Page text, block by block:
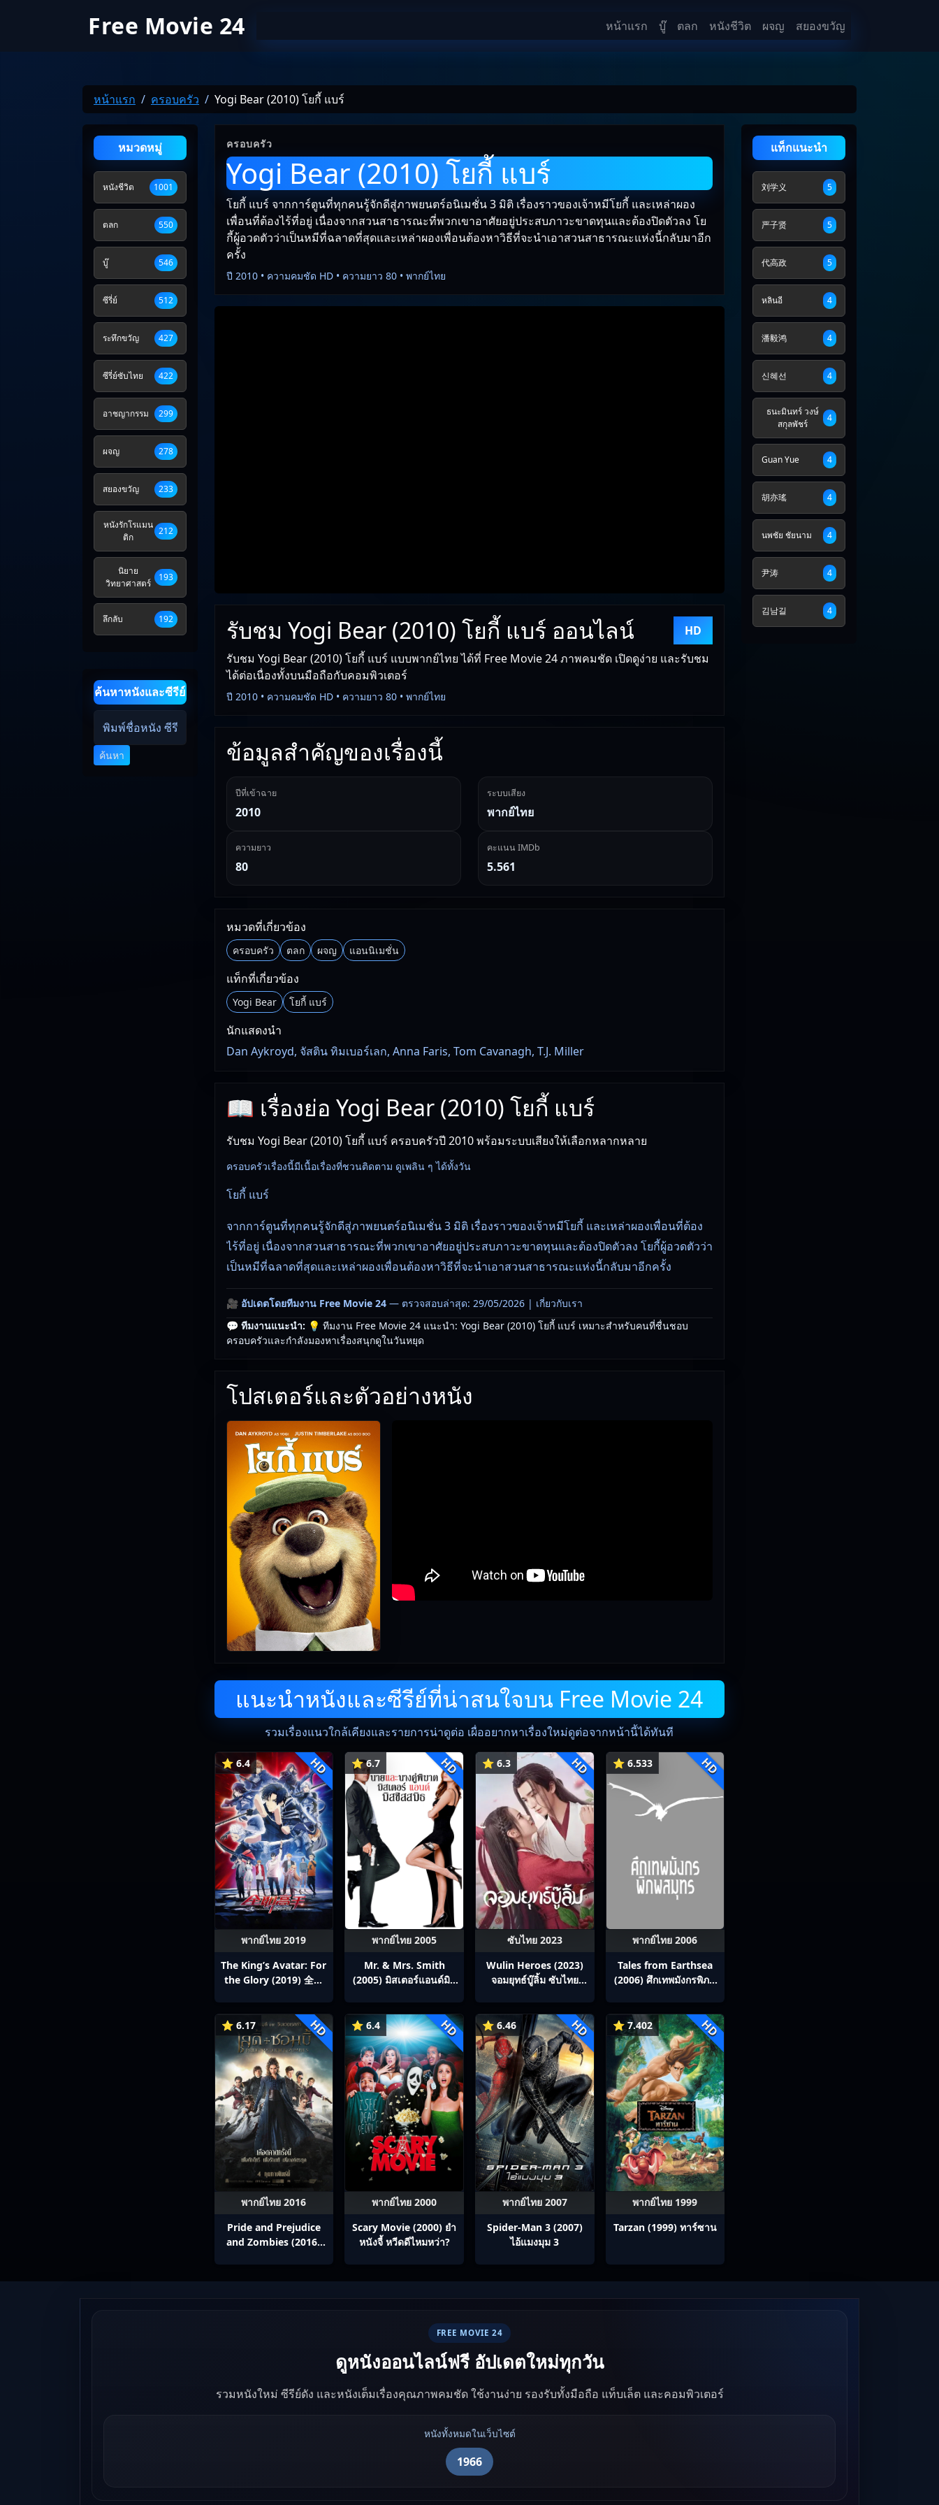
Free Movie 24 หน้าแรก บู๊ ตลก หนังชีวิต ผจญ สยองขวัญ
หน้าแรก ครอบครัว Yogi Bear (2010) โยกี้ แบร์
หมวดหมู่
หนังชีวิต 1001
ตลก 550
บู๊ 546
ซีรี่ย์ 512
ระทึกขวัญ 427
ซีรี่ย์ซับไทย 422
อาชญากรรม 299
ผจญ 278
สยองขวัญ 233
หนังรักโรแมน
ติก
212
นิยาย
วิทยาศาสตร์
193
ลึกลับ 192
ค้นหาหนังและซีรีย์
ค้นหา
ครอบครัว
Yogi Bear (2010) โยกี้ แบร์
โยกี้ แบร์ จากการ์ตูนที่ทุกคนรู้จักดีสู่ภาพยนตร์อนิเมชั่น 3 มิติ เรื่องราวของเจ้าหมีโยกี้ และเหล่าผอง
เพื่อนที่ต้องไร้ที่อยู่ เนื่องจากสวนสาธารณะที่พวกเขาอาศัยอยู่ประสบภาวะขาดทุนและต้องปิดตัวลง โย
กี้ผู้อวดตัวว่าเป็นหมีที่ฉลาดที่สุดและเหล่าผองเพื่อนต้องหาวิธีที่จะนำเอาสวนสาธารณะแห่งนี้กลับมาอีก
ครั้ง
ปี 2010 • ความคมชัด HD • ความยาว 80 • พากย์ไทย
รับชม Yogi Bear (2010) โยกี้ แบร์ ออนไลน์
HD
รับชม Yogi Bear (2010) โยกี้ แบร์ แบบพากย์ไทย ได้ที่ Free Movie 24 ภาพคมชัด เปิดดูง่าย และรับชม
ได้ต่อเนื่องทั้งบนมือถือกับคอมพิวเตอร์
ปี 2010 • ความคมชัด HD • ความยาว 80 • พากย์ไทย
ข้อมูลสำคัญของเรื่องนี้
ปีที่เข้าฉาย
2010
ระบบเสียง
พากย์ไทย
ความยาว
80
คะแนน IMDb
5.561
หมวดที่เกี่ยวข้อง
ครอบครัว ตลก ผจญ แอนนิเมชั่น
แท็กที่เกี่ยวข้อง
Yogi Bear โยกี้ แบร์
นักแสดงนำ
Dan Aykroyd, จัสติน ทิมเบอร์เลก, Anna Faris, Tom Cavanagh, T.J. Miller
📖 เรื่องย่อ Yogi Bear (2010) โยกี้ แบร์
รับชม Yogi Bear (2010) โยกี้ แบร์ ครอบครัวปี 2010 พร้อมระบบเสียงให้เลือกหลากหลาย
ครอบครัวเรื่องนี้มีเนื้อเรื่องที่ชวนติดตาม ดูเพลิน ๆ ได้ทั้งวัน
โยกี้ แบร์
จากการ์ตูนที่ทุกคนรู้จักดีสู่ภาพยนตร์อนิเมชั่น 3 มิติ เรื่องราวของเจ้าหมีโยกี้ และเหล่าผองเพื่อนที่ต้อง
ไร้ที่อยู่ เนื่องจากสวนสาธารณะที่พวกเขาอาศัยอยู่ประสบภาวะขาดทุนและต้องปิดตัวลง โยกี้ผู้อวดตัวว่า
เป็นหมีที่ฉลาดที่สุดและเหล่าผองเพื่อนต้องหาวิธีที่จะนำเอาสวนสาธารณะแห่งนี้กลับมาอีกครั้ง
🎥 อัปเดตโดยทีมงาน Free Movie 24— ตรวจสอบล่าสุด: 29/05/2026 | เกี่ยวกับเรา
💬 ทีมงานแนะนำ: 💡 ทีมงาน Free Movie 24 แนะนำ: Yogi Bear (2010) โยกี้ แบร์ เหมาะสำหรับคนที่ชื่นชอบ
ครอบครัวและกำลังมองหาเรื่องสนุกดูในวันหยุด
โปสเตอร์และตัวอย่างหนัง
แนะนำหนังและซีรีย์ที่น่าสนใจบน Free Movie 24
รวมเรื่องแนวใกล้เคียงและรายการน่าดูต่อ เผื่ออยากหาเรื่องใหม่ดูต่อจากหน้านี้ได้ทันที
⭐ 6.4 HD
พากย์ไทย 2019
The King’s Avatar: For
the Glory (2019) 全职
⭐ 6.7 HD
พากย์ไทย 2005
Mr. & Mrs. Smith
(2005) มิสเตอร์แอนด์มิส
⭐ 6.3 HD
ซับไทย 2023
Wulin Heroes (2023)
จอมยุทธ์บู๊ลิ้ม ซับไทย
⭐ 6.533 HD
พากย์ไทย 2006
Tales from Earthsea
(2006) ศึกเทพมังกรพิภพ
⭐ 6.17 HD
พากย์ไทย 2016
Pride and Prejudice
and Zombies (2016)
⭐ 6.4 HD
พากย์ไทย 2000
Scary Movie (2000) ยำ
หนังจี้​ หวีดดีไหมหว่า?
⭐ 6.46 HD
พากย์ไทย 2007
Spider-Man 3 (2007)
ไอ้แมงมุม 3
⭐ 7.402 HD
พากย์ไทย 1999
Tarzan (1999) ทาร์ซาน
แท็กแนะนำ
刘学义 5
严子贤 5
代高政 5
หลินอี 4
潘毅鸿 4
신혜선 4
ธนะมินทร์ วงษ์
สกุลพัชร์
4
Guan Yue 4
胡亦瑤 4
นพชัย ชัยนาม 4
尹涛 4
김남길 4
FREE MOVIE 24
ดูหนังออนไลน์ฟรี อัปเดตใหม่ทุกวัน
รวมหนังใหม่ ซีรีย์ดัง และหนังเต็มเรื่องคุณภาพคมชัด ใช้งานง่าย รองรับทั้งมือถือ แท็บเล็ต และคอมพิวเตอร์
หนังทั้งหมดในเว็บไซต์
1966